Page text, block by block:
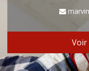
Voir